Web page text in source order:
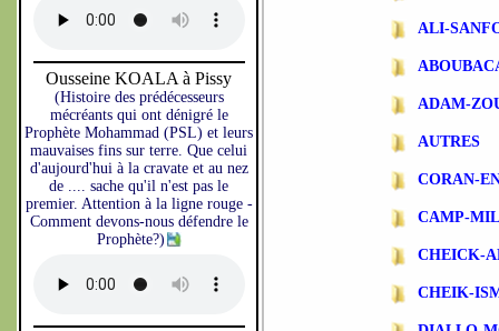
Ousseine KOALA à Pissy
(Histoire des prédécesseurs
mécréants qui ont dénigré le
Prophète Mohammad (PSL) et leurs
mauvaises fins sur terre. Que celui
d'aujourd'hui à la cravate et au nez
de .... sache qu'il n'est pas le
premier. Attention à la ligne rouge -
Comment devons-nous défendre le
Prophète?)
ALI-
ADAM-
AUTRES
CORAN-
CAMP-
CHEICK-
CHEIK-